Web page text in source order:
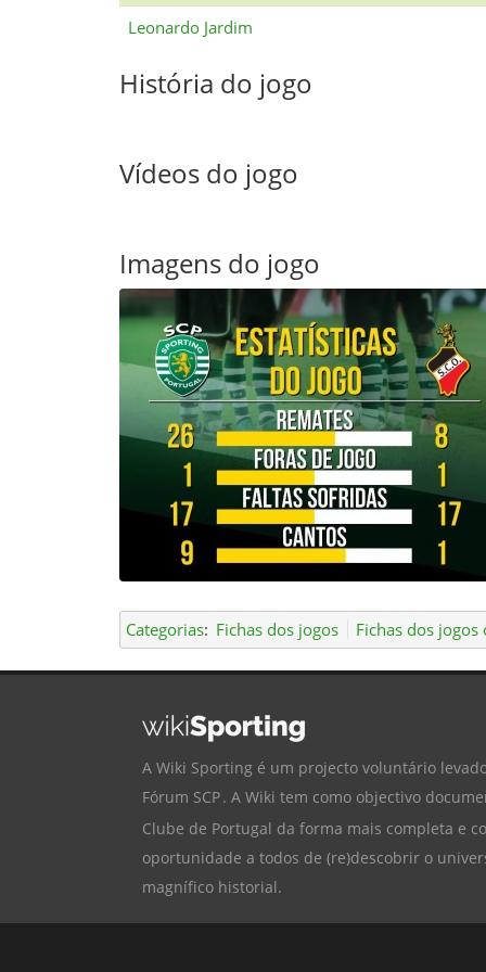
Leonardo Jardim
História do jogo
Vídeos do jogo
Imagens do jogo
Categorias: Fichas dos jogos Fichas dos jogos
A Wiki Sporting é um projecto voluntário
Fórum SCP. A Wiki tem como objectivo
Clube de Portugal da forma mais completa e
oportunidade a todos de (re)descobrir o
magnífico historial.